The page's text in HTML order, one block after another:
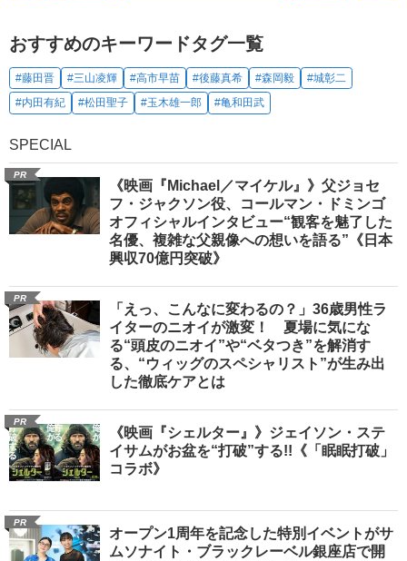
おすすめのキーワードタグ一覧
#藤田晋 #三山凌輝 #高市早苗 #後藤真希 #森岡毅
#城彰二
#内田有紀
#松田聖子 #玉木雄一郎 #亀和田武
SPECIAL
PR
《映画『Michael／マイケル』》父ジョセ
フ・ジャクソン役、コールマン・ドミンゴ
オフィシャルインタビュー“観客を魅了した
名優、複雑な父親像への想いを語る”《日本
興収70億円突破》
PR
「えっ、こんなに変わるの？」36歳男性ラ
イターのニオイが激変！ 夏場に気にな
る“頭皮のニオイ”や“ベタつき”を解消す
る、“ウィッグのスペシャリスト”が生み出
した徹底ケアとは
PR
《映画『シェルター』》ジェイソン・ステ
イサムがお盆を“打破”する!!《「眠眠打破」
コラボ》
PR
オープン1周年を記念した特別イベントがサ
ムソナイト・ブラックレーベル銀座店で開